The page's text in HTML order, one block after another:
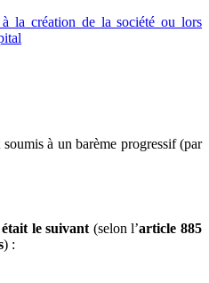
la création de la société ou lors
à un barème progressif (par
le suivant (selon l’article 885
) :